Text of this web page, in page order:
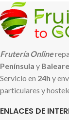
Frutería Online
Península y
Servicio en 24h y
particulares y
ENLACES DE